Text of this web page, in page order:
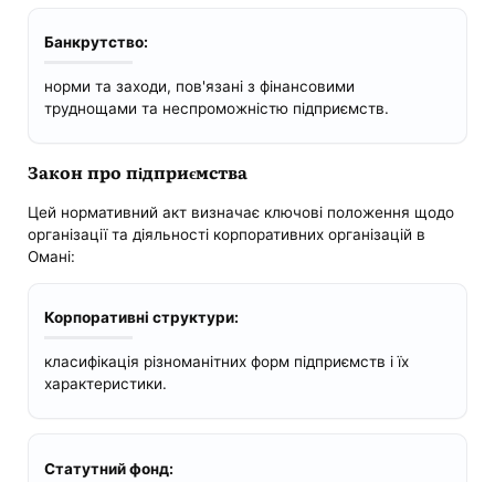
Банкрутство:
норми та заходи, пов'язані з фінансовими
труднощами та неспроможністю підприємств.
Закон про підприємства
Цей нормативний акт визначає ключові положення щодо
організації та діяльності корпоративних організацій в
Омані:
Корпоративні структури:
класифікація різноманітних форм підприємств і їх
характеристики.
Статутний фонд: